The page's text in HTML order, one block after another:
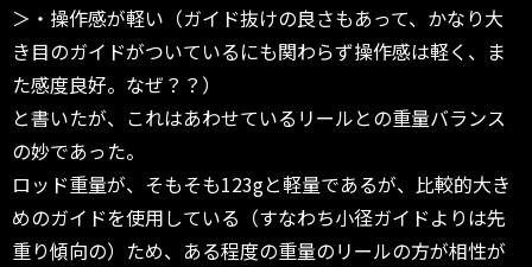
＞・操作感が軽い（ガイド抜けの良さもあって、かなり大
き目のガイドがついているにも関わらず操作感は軽く、ま
た感度良好。なぜ？？）
と書いたが、これはあわせているリールとの重量バランス
の妙であった。
ロッド重量が、そもそも123gと軽量であるが、比較的大き
めのガイドを使用している（すなわち小径ガイドよりは先
重り傾向の）ため、ある程度の重量のリールの方が相性が